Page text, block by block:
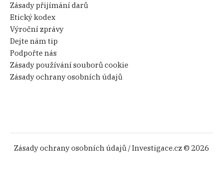
Zásady přijímání darů
Etický kodex
Výroční zprávy
Dejte nám tip
Podpořte nás
Zásady používání souborů cookie
Zásady ochrany osobních údajů
Zásady ochrany osobních údajů / Investigace.cz © 2026